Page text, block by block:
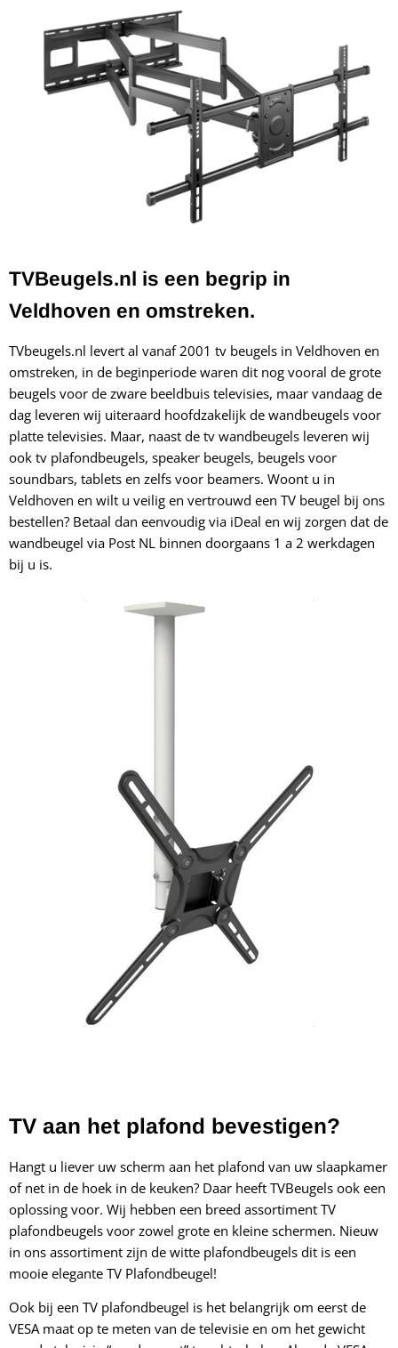
TVBeugels.nl is een begrip in
Veldhoven en omstreken.
TVbeugels.nl levert al vanaf 2001 tv beugels in Veldhoven en
omstreken, in de beginperiode waren dit nog vooral de grote
beugels voor de zware beeldbuis televisies, maar vandaag de
dag leveren wij uiteraard hoofdzakelijk de wandbeugels voor
platte televisies. Maar, naast de tv wandbeugels leveren wij
ook tv plafondbeugels, speaker beugels, beugels voor
soundbars, tablets en zelfs voor beamers. Woont u in
Veldhoven en wilt u veilig en vertrouwd een TV beugel bij ons
bestellen? Betaal dan eenvoudig via iDeal en wij zorgen dat de
wandbeugel via Post NL binnen doorgaans 1 a 2 werkdagen
bij u is.
TV aan het plafond bevestigen?
Hangt u liever uw scherm aan het plafond van uw slaapkamer
of net in de hoek in de keuken? Daar heeft TVBeugels ook een
oplossing voor. Wij hebben een breed assortiment TV
plafondbeugels voor zowel grote en kleine schermen. Nieuw
in ons assortiment zijn de witte plafondbeugels dit is een
mooie elegante TV Plafondbeugel!
Ook bij een TV plafondbeugel is het belangrijk om eerst de
VESA maat op te meten van de televisie en om het gewicht